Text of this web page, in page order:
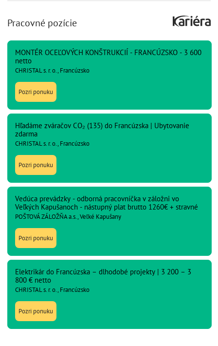
Pracovné pozície
MONTÉR OCEĽOVÝCH KONŠTRUKCIÍ - FRANCÚZSKO - 3 600
netto
CHRISTAL s. r. o., Francúzsko
Pozri ponuku
Hľadáme zváračov CO₂ (135) do Francúzska | Ubytovanie
zdarma
CHRISTAL s. r. o., Francúzsko
Pozri ponuku
Vedúca prevádzky - odborná pracovníčka v záložni vo
Veľkých Kapušanoch - nástupný plat brutto 1260€ + stravné
POŠTOVÁ ZÁLOŽŇA a.s., Veľké Kapušany
Pozri ponuku
Elektrikár do Francúzska – dlhodobé projekty | 3 200 – 3
800 € netto
CHRISTAL s. r. o., Francúzsko
Pozri ponuku